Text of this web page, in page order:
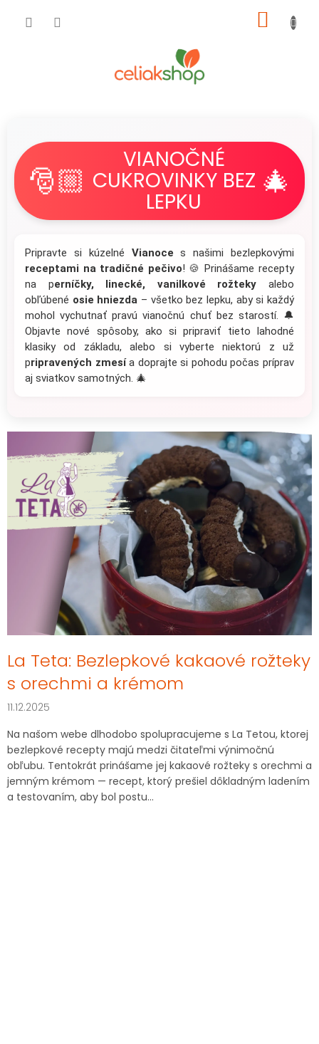
KOŠÍK
🎅🏼 VIANOČNÉ
CUKROVINKY BEZ
LEPKU
🎄
Pripravte si kúzelné Vianoce s našimi bezlepkovými
receptami na tradičné pečivo! 🍪 Prinášame recepty
na perníčky, linecké, vanilkové rožteky alebo
obľúbené osie hniezda – všetko bez lepku, aby si každý
mohol vychutnať pravú vianočnú chuť bez starostí. 🔔
Objavte nové spôsoby, ako si pripraviť tieto lahodné
klasiky od základu, alebo si vyberte niektorú z už
pripravených zmesía doprajte si pohodu počas príprav
aj sviatkov samotných. 🎄
ý
č
l
La Teta: Bezlepkové kakaové rožteky
s orechmi a krémom
11.12.2025
Na našom webe dlhodobo spolupracujeme s La Tetou, ktorej
bezlepkové recepty majú medzi čitateľmi výnimočnú
obľubu. Tentokrát prinášame jej kakaové rožteky s orechmi a
jemným krémom — recept, ktorý prešiel dôkladným ladením
a testovaním, aby bol postu...